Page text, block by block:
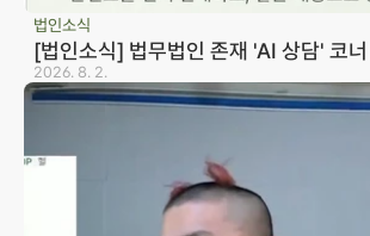
법인소식
[법인소식] 법무법인 존재 'AI 상담' 코
2026. 8. 2.